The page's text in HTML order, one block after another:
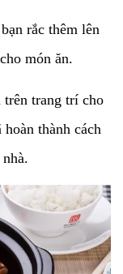
rắc thêm lên
món ăn.
trên trang trí cho
thành cách